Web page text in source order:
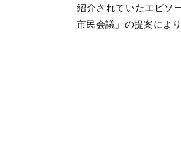
紹介されていたエピソ
市民会議」の提案によ